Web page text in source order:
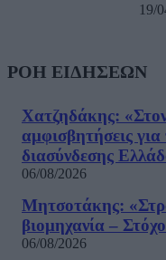
19/
ΡΟΗ ΕΙΔΗΣΕΩΝ
Χατζηδάκης:
αμφισβητήσεις
διασύνδεσης
06/08/2026
Μητσοτάκης:
βιομηχανία –
06/08/2026